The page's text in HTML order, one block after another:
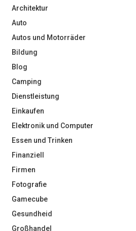
Architektur
Auto
Autos und Motorräder
Bildung
Blog
Camping
Dienstleistung
Einkaufen
Elektronik und Computer
Essen und Trinken
Finanziell
Firmen
Fotografie
Gamecube
Gesundheid
Großhandel